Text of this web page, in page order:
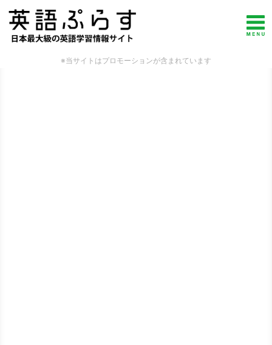
※当サイトはプロモーションが含まれています